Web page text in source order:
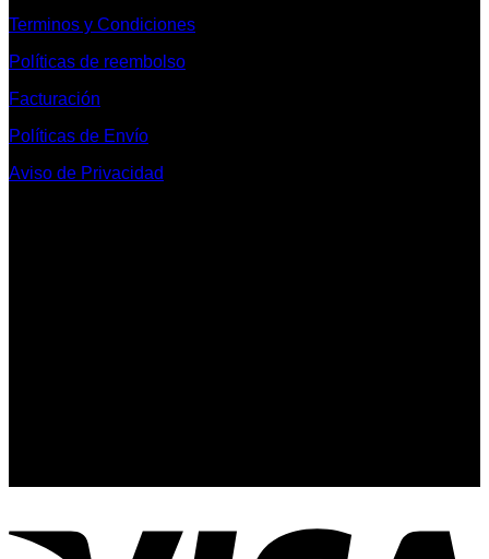
Terminos y Condiciones
Políticas de reembolso
Facturación
Políticas de Envío
Aviso de Privacidad